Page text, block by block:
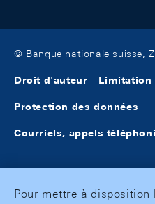
© Banque nationale suisse,
Droit d'auteur Limitation
Protection des données
Courriels, appels
Pour mettre à disposition